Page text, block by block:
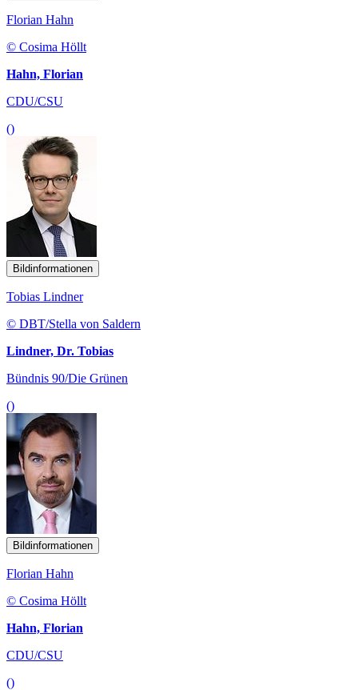
Florian Hahn
© Cosima Höllt
Hahn, Florian
CDU/CSU
()
Bildinformationen
Tobias Lindner
© DBT/Stella von Saldern
Lindner, Dr. Tobias
Bündnis 90/Die Grünen
()
Bildinformationen
Florian Hahn
© Cosima Höllt
Hahn, Florian
CDU/CSU
()